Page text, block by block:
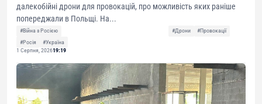
далекобійні дрони для провокацій, про можливість яких раніше
попереджали в Польщі. На...
#Війна з Росією #Дрони
#Провокації
#Росія
#Україна
1 Серпня, 202619:19